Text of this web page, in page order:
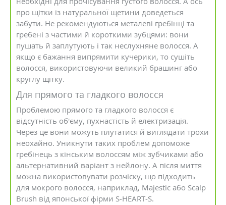
про щітки із натуральної щетини доведеться
забути. Не рекомендуються металеві гребінці та
гребені з частими й короткими зубцями: вони
пушать й заплутують і так неслухняне волосся. А
якщо є бажання випрямити кучерики, то сушіть
волосся, використовуючи великий брашинг або
круглу щітку.
Для прямого та гладкого волосся
Проблемою прямого та гладкого волосся є
відсутність об'єму, пухнастість й електризація.
Через це вони можуть плутатися й виглядати трохи
неохайно. Уникнути таких проблем допоможе
гребінець з кінським волоссям між зубчиками або
альтернативний варіант з нейлону. А після миття
можна використовувати розчіску, що підходить
для мокрого волосся, наприклад, Majestic або Scalp
Brush від японської фірми S-HEART-S.